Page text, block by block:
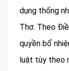
dụng thống
Thơ. Theo
quyền bổ
luật tùy theo